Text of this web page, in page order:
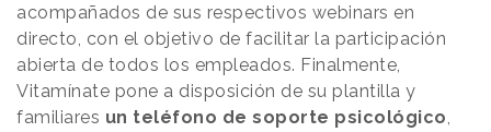
acompañados de sus respectivos webinars en
directo, con el objetivo de facilitar la participación
abierta de todos los empleados. Finalmente,
Vitamínate pone a disposición de su plantilla y
familiares un teléfono de soporte psicológico,